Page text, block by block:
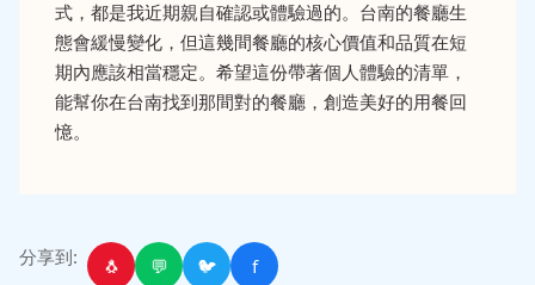
式，都是我近期親自確認或體驗過的。台南的餐廳生
態會緩慢變化，但這幾間餐廳的核心價值和品質在短
期內應該相當穩定。希望這份帶著個人體驗的清單，
能幫你在台南找到那間對的餐廳，創造美好的用餐回
憶。
分享到: 🐧 💬 🐦 f